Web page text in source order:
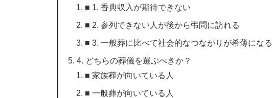
■ 1. 香典収入が期待できない
■ 2. 参列できない人が後から弔問に訪れる
■ 3. 一般葬に比べて社会的なつながりが希薄になる
4. どちらの葬儀を選ぶべきか？
■ 家族葬が向いている人
■ 一般葬が向いている人